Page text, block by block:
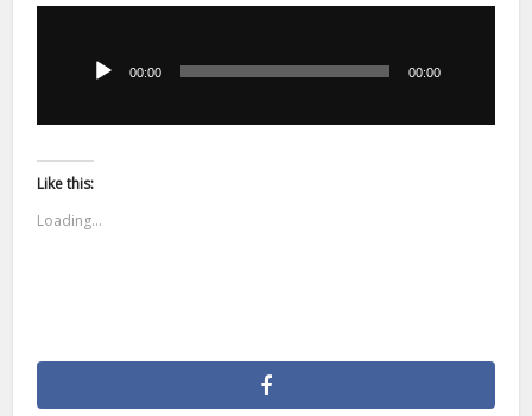
dźwiękowych00:00 00:00
Like this:
Loading...